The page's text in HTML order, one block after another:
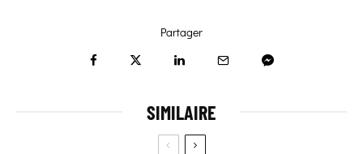
Partager
SIMILAIRE